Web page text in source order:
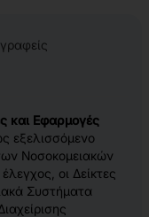
και Εφαρμογές
εξελισσόμενο
Νοσοκομειακών
οι Δείκτες
Συστήματα